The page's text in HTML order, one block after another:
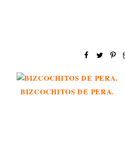
BIZCOCHITOS DE PERA.